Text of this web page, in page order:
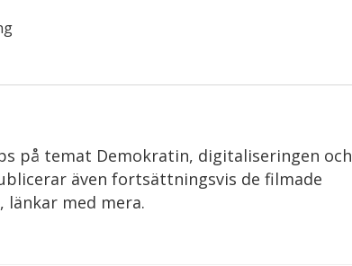
på temat Demokratin, digitaliseringen och
även fortsättningsvis de filmade
med mera.